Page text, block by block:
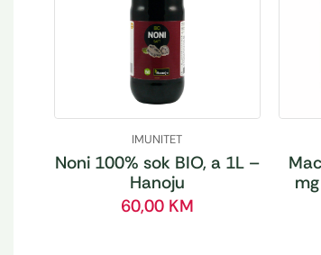
IMUNITET
Noni 100% sok BIO, a 1L –
Hanoju
60,00 KM